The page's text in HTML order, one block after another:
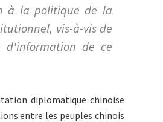
à la politique de la
vis-à-vis de
d'information de ce
diplomatique chinoise
entre les peuples chinois